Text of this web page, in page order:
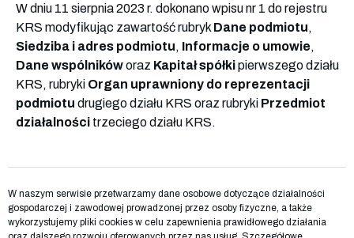
W dniu 11 sierpnia 2023 r. dokonano wpisu nr 1 do rejestru
KRS modyfikując zawartość rubryk Dane podmiotu,
Siedziba i adres podmiotu, Informacje o umowie,
Dane wspólnikóworaz Kapitał spółkipierwszego działu
KRS, rubryki Organ uprawniony do reprezentacji
podmiotu drugiego działu KRS oraz rubryki Przedmiot
działalności trzeciego działu KRS.
W naszym serwisie przetwarzamy dane osobowe dotyczące działalności
gospodarczej i zawodowej prowadzonej przez osoby fizyczne, a także
wykorzystujemy pliki cookies w celu zapewnienia prawidłowego działania